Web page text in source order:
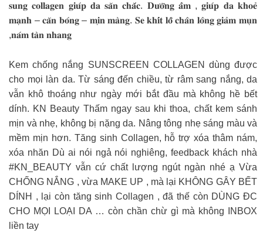
𝐬𝐮𝐧𝐠 𝐜𝐨𝐥𝐥𝐚𝐠𝐞𝐧 𝐠𝐢𝐮́𝐩 𝐝𝐚 𝐬𝐚̆𝐧 𝐜𝐡𝐚̆́𝐜. 𝐃𝐮̛𝐨̛̃𝐧𝐠 𝐚̂̉𝐦 , 𝐠𝐢𝐮́𝐩 𝐝𝐚 𝐤𝐡𝐨𝐞̉
𝐦𝐚̣𝐧𝐡 – 𝐜𝐚̆𝐧 𝐛𝐨́𝐧𝐠 – 𝐦𝐢̣𝐧 𝐦𝐚̀𝐧𝐠. 𝐒𝐞 𝐤𝐡𝐢́𝐭 𝐥𝐨̂̃ 𝐜𝐡𝐚̂𝐧 𝐥𝐨̂𝐧𝐠 𝐠𝐢𝐚̉𝐦 𝐦𝐮̣𝐧
,𝐧𝐚́𝐦 𝐭𝐚̀𝐧 𝐧𝐡𝐚𝐧𝐠
Kem chống nắng SUNSCREEN COLLAGEN dùng được
cho mọi làn da. Từ sáng đến chiều, từ râm sang nắng, da
vẫn khô thoáng như ngày mới bắt đầu mà không hề bết
dính. KN Beauty Thấm ngay sau khi thoa, chất kem sánh
mịn và nhẹ, không bị nặng da. Nâng tông nhẹ sáng màu và
mềm mịn hơn. Tăng sinh Collagen, hỗ trợ xóa thâm nám,
xóa nhăn Dù ai nói ngả nói nghiêng, feedback khách nhà
#KN_BEAUTY vẫn cứ chất lượng ngút ngàn nhé ạ Vừa
CHỐNG NẮNG , vừa MAKE UP , mà lại KHÔNG GÂY BẾT
DÍNH , lại còn tăng sinh Collagen , đã thế còn DÙNG ĐC
CHO MỌI LOẠI DA … còn chần chừ gì mà không INBOX
liền tay